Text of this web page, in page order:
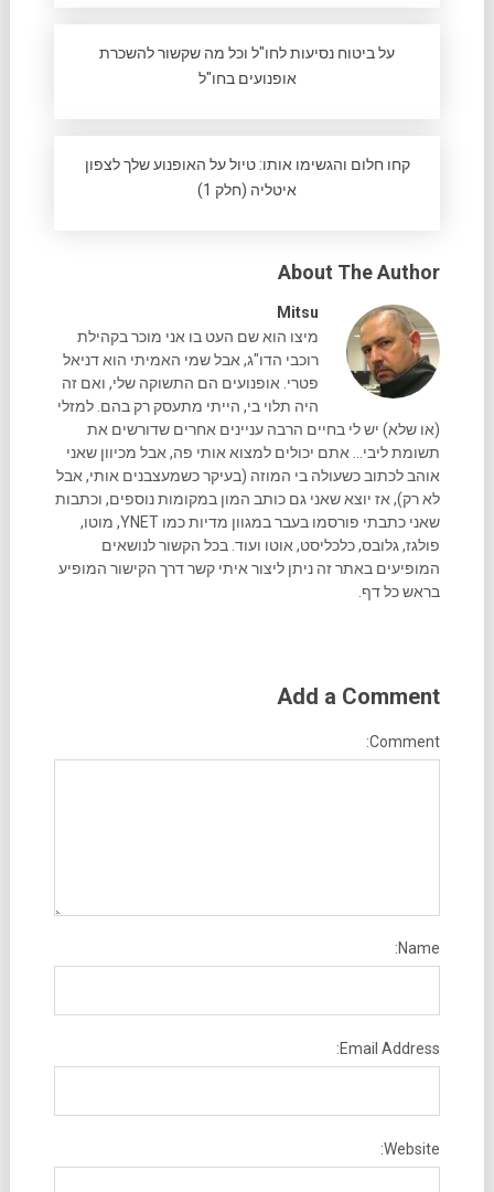
על ביטוח נסיעות לחו"ל וכל מה שקשור להשכרת
אופנועים בחו"ל
קחו חלום והגשימו אותו: טיול על האופנוע שלך לצפון
איטליה (חלק 1)
About The Author
Mitsu
מיצו הוא שם העט בו אני מוכר בקהילת
רוכבי הדו"ג, אבל שמי האמיתי הוא דניאל
פטרי. אופנועים הם התשוקה שלי, ואם זה
היה תלוי בי, הייתי מתעסק רק בהם. למזלי
(או שלא) יש לי בחיים הרבה עניינים אחרים שדורשים את
תשומת ליבי... אתם יכולים למצוא אותי פה, אבל מכיוון שאני
אוהב לכתוב כשעולה בי המוזה (בעיקר כשמעצבנים אותי, אבל
לא רק), אז יוצא שאני גם כותב המון במקומות נוספים, וכתבות
שאני כתבתי פורסמו בעבר במגוון מדיות כמו YNET, מוטו,
פולגז, גלובס, כלכליסט, אוטו ועוד. בכל הקשור לנושאים
המופיעים באתר זה ניתן ליצור איתי קשר דרך הקישור המופיע
בראש כל דף.
Add a Comment
Comment:
Name:
Email Address:
Website: